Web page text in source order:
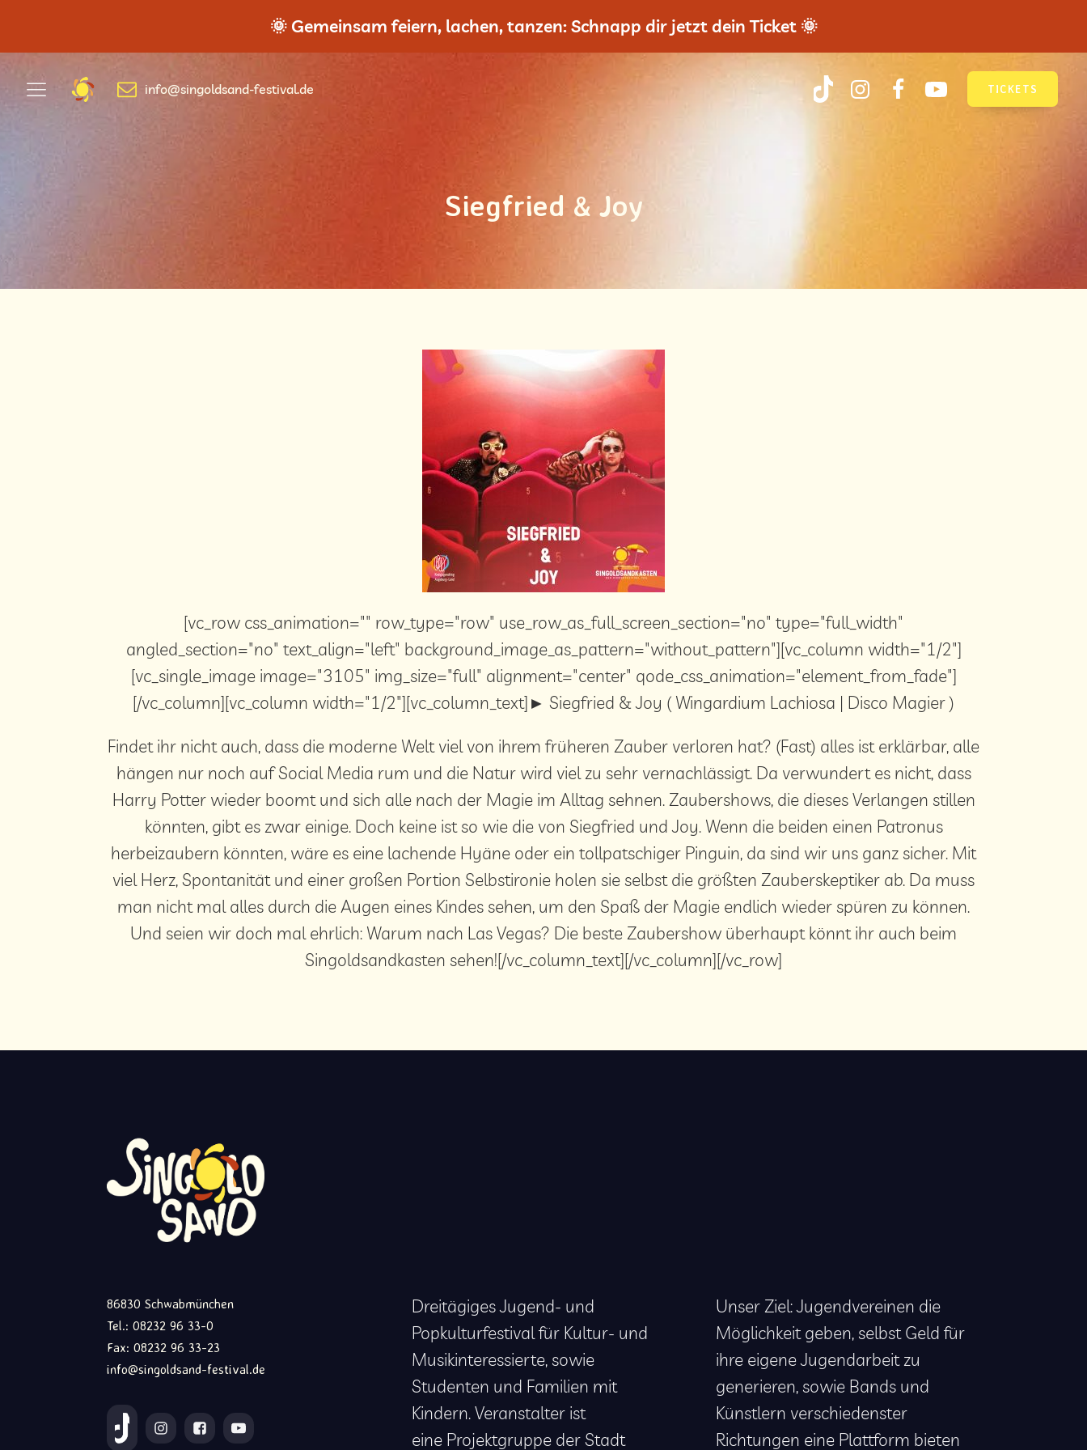
🌞 Gemeinsam feiern, lachen, tanzen: Schnapp dir jetzt dein Ticket 🌞
info@singoldsand-festival.de TICKETS
Siegfried & Joy
[vc_row css_animation="" row_type="row" use_row_as_full_screen_section="no" type="full_width"
angled_section="no" text_align="left" background_image_as_pattern="without_pattern"][vc_column width="1/2"]
[vc_single_image image="3105" img_size="full" alignment="center" qode_css_animation="element_from_fade"]
[/vc_column][vc_column width="1/2"][vc_column_text]► Siegfried & Joy ( Wingardium Lachiosa | Disco Magier )
Findet ihr nicht auch, dass die moderne Welt viel von ihrem früheren Zauber verloren hat? (Fast) alles ist erklärbar, alle
hängen nur noch auf Social Media rum und die Natur wird viel zu sehr vernachlässigt. Da verwundert es nicht, dass
Harry Potter wieder boomt und sich alle nach der Magie im Alltag sehnen. Zaubershows, die dieses Verlangen stillen
könnten, gibt es zwar einige. Doch keine ist so wie die von Siegfried und Joy. Wenn die beiden einen Patronus
herbeizaubern könnten, wäre es eine lachende Hyäne oder ein tollpatschiger Pinguin, da sind wir uns ganz sicher. Mit
viel Herz, Spontanität und einer großen Portion Selbstironie holen sie selbst die größten Zauberskeptiker ab. Da muss
man nicht mal alles durch die Augen eines Kindes sehen, um den Spaß der Magie endlich wieder spüren zu können.
Und seien wir doch mal ehrlich: Warum nach Las Vegas? Die beste Zaubershow überhaupt könnt ihr auch beim
Singoldsandkasten sehen![/vc_column_text][/vc_column][/vc_row]
86830 Schwabmünchen
Tel.: 08232 96 33-0
Fax: 08232 96 33-23
info@singoldsand-festival.de
Dreitägiges Jugend- und
Popkulturfestival für Kultur- und
Musikinteressierte, sowie
Studenten und Familien mit
Kindern. Veranstalter ist
eine Projektgruppe der Stadt
Unser Ziel: Jugendvereinen die
Möglichkeit geben, selbst Geld für
ihre eigene Jugendarbeit zu
generieren, sowie Bands und
Künstlern verschiedenster
Richtungen eine Plattform bieten